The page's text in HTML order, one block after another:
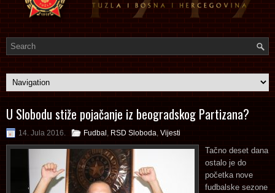
U Slobodu stiže pojačanje iz beogradskog Partizana?
14. Jula 2016. Fudbal RSD Sloboda Vijesti
Tačno deset dana
ostalo je do
početka nove
fudbalske sezone